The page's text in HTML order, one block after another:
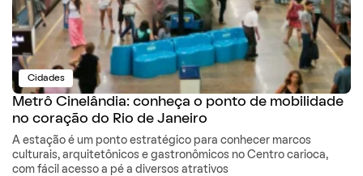
Cidades
Metrô Cinelândia: conheça o ponto de mobilidade
no coração do Rio de Janeiro
A estação é um ponto estratégico para conhecer marcos
culturais, arquitetônicos e gastronômicos no Centro carioca,
com fácil acesso a pé a diversos atrativos